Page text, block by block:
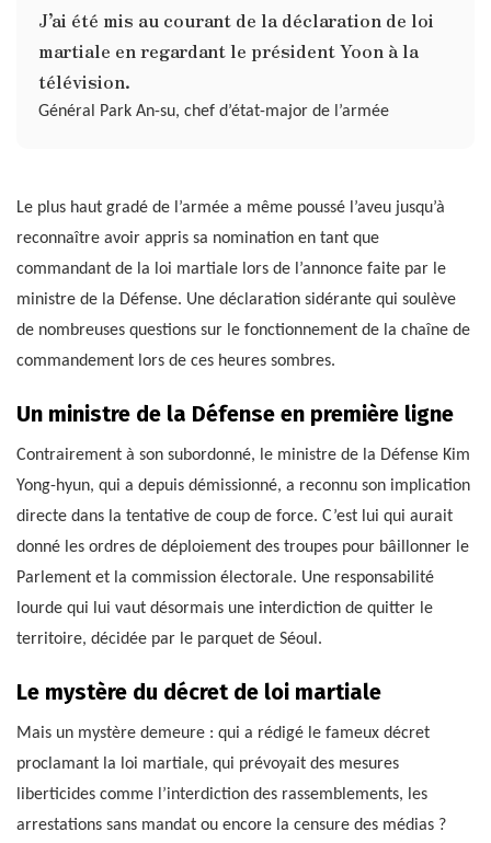
J’ai été mis au courant de la déclaration de loi
martiale en regardant le président Yoon à la
télévision.
Général Park An-su, chef d’état-major de l’armée
Le plus haut gradé de l’armée a même poussé l’aveu jusqu’à
reconnaître avoir appris sa nomination en tant que
commandant de la loi martiale lors de l’annonce faite par le
ministre de la Défense. Une déclaration sidérante qui soulève
de nombreuses questions sur le fonctionnement de la chaîne de
commandement lors de ces heures sombres.
Un ministre de la Défense en première ligne
Contrairement à son subordonné, le ministre de la Défense Kim
Yong-hyun, qui a depuis démissionné, a reconnu son implication
directe dans la tentative de coup de force. C’est lui qui aurait
donné les ordres de déploiement des troupes pour bâillonner le
Parlement et la commission électorale. Une responsabilité
lourde qui lui vaut désormais une interdiction de quitter le
territoire, décidée par le parquet de Séoul.
Le mystère du décret de loi martiale
Mais un mystère demeure : qui a rédigé le fameux décret
proclamant la loi martiale, qui prévoyait des mesures
liberticides comme l’interdiction des rassemblements, les
arrestations sans mandat ou encore la censure des médias ?